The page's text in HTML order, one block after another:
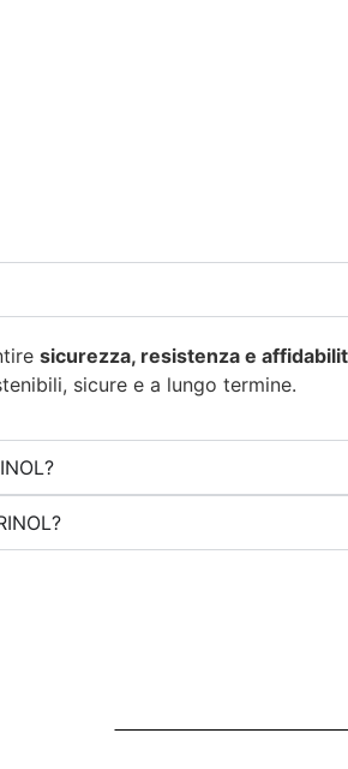
sicurezza, resistenza e
sicure e a lungo termine.